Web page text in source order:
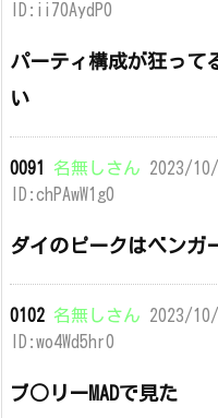
ID:ii70AydP0
パーティ構成が狂って
い
0091 名無しさん 2023/
ID:chPAwW1g0
ダイのピークはベンガ
0102 名無しさん 2023/
ID:wo4Wd5hr0
ブ○リーMADで見た